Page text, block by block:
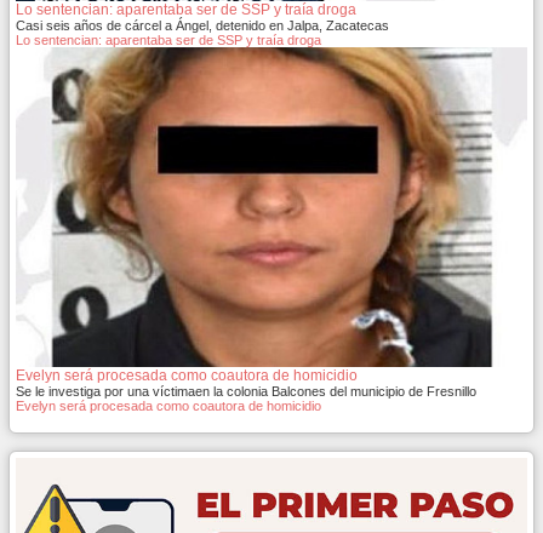
Lo sentencian: aparentaba ser de SSP y traía droga
Casi seis años de cárcel a Ángel, detenido en Jalpa, Zacatecas
Lo sentencian: aparentaba ser de SSP y traía droga
Evelyn será procesada como coautora de homicidio
Se le investiga por una víctimaen la colonia Balcones del municipio de Fresnillo
Evelyn será procesada como coautora de homicidio